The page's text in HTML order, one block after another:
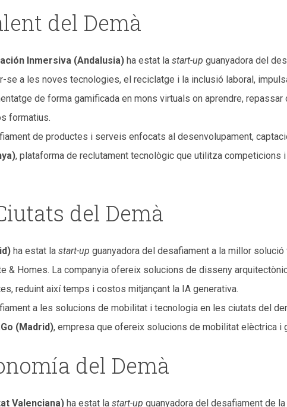
del Demà
Inmersiva (Andalusia) ha estat la start-up guanyadora del
se a les noves tecnologies, el reciclatge i la inclusió laboral,
de forma gamificada en mons virtuals on aprendre,
formatius.
de productes i serveis enfocats al desenvolupament,
, plataforma de reclutament tecnològic que utilitza competicions
del Demà
ha estat la start-up guanyadora del desafiament a la millor
& Homes. La companyia ofereix solucions de disseny
reduint així temps i costos mitjançant la IA generativa.
a les solucions de mobilitat i tecnologia en les ciutats del
(Madrid), empresa que ofereix solucions de mobilitat elèctrica
del Demà
Valenciana) ha estat la start-up guanyadora del desafiament de